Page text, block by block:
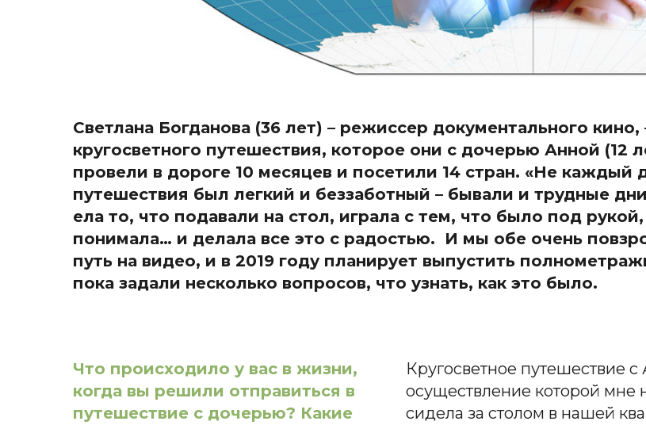
Светлана Богданова (36 лет) – режиссер документального
кругосветного путешествия, которое они с дочерью Анной
провели в дороге 10 месяцев и посетили 14 стран. «Не каждый
путешествия был легкий и беззаботный – бывали и трудные
ела то, что подавали на стол, играла с тем, что было под
понимала… и делала все это с радостью. И мы обе очень
путь на видео, и в 2019 году планирует выпустить
пока задали несколько вопросов, что узнать, как это было.
Что происходило у вас в жизни,
когда вы решили отправиться в
путешествие с дочерью? Какие
Кругосветное путешествие
осуществление которой мне
сидела за столом в нашей